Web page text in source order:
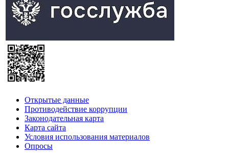
Открытые данные
Противодействие коррупции
Законодательная карта
Карта сайта
Условия использования материалов
Опросы